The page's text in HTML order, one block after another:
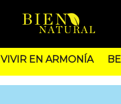
VIVIR EN ARMONÍA